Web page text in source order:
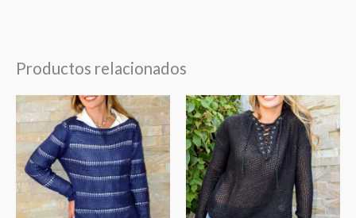
Productos relacionados